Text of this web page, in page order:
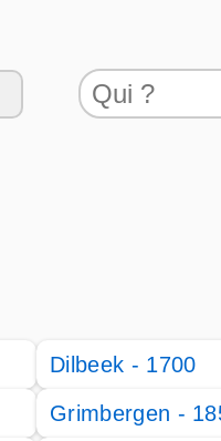
Dilbeek - 1700
Grimbergen -